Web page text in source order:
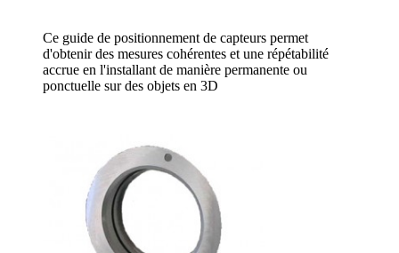
Ce guide de positionnement de capteurs permet
d'obtenir des mesures cohérentes et une répétabilité
accrue en l'installant de manière permanente ou
ponctuelle sur des objets en 3D